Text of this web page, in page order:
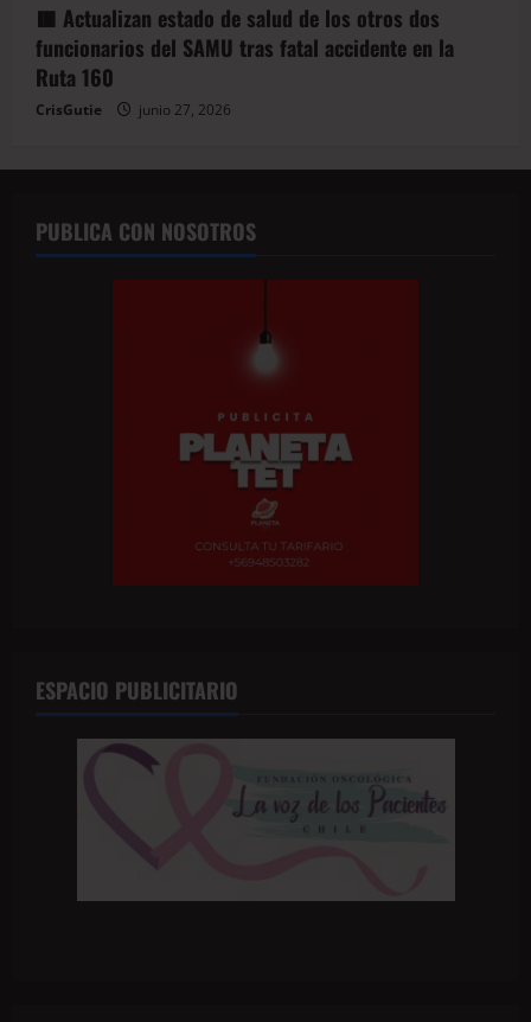
🟥 Actualizan estado de salud de los otros dos
funcionarios del SAMU tras fatal accidente en la
Ruta 160
CrisGutie junio 27, 2026
PUBLICA CON NOSOTROS
ESPACIO PUBLICITARIO